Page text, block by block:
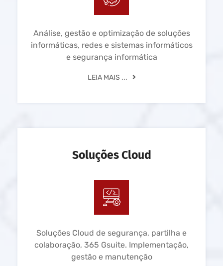
Análise, gestão e optimização de soluções
informáticas, redes e sistemas informáticos
e segurança informática
LEIA MAIS ...
Soluções Cloud
Soluções Cloud de segurança, partilha e
colaboração, 365 Gsuite. Implementação,
gestão e manutenção